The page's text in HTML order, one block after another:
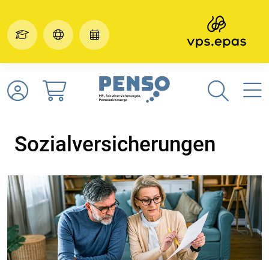
Sozialversicherungen